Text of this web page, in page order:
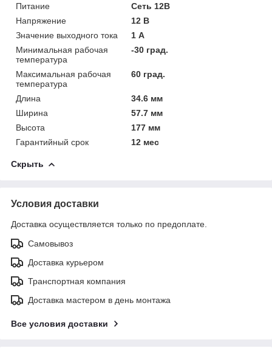
Питание
Сеть 12В
Напряжение
12 В
Значение выходного тока
1 А
Минимальная рабочая
температура
-30 град.
Максимальная рабочая
температура
60 град.
Длина
34.6 мм
Ширина
57.7 мм
Высота
177 мм
Гарантийный срок
12 мес
Скрыть
Условия доставки
Доставка осуществляется только по предоплате.
Самовывоз
Доставка курьером
Транспортная компания
Доставка мастером в день монтажа
Все условия доставки